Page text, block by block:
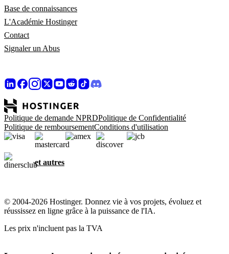
Base de connaissances
L'Académie Hostinger
Contact
Signaler un Abus
Politique de demande NPRDPolitique de Confidentialité
Politique de remboursementConditions d'utilisation
et autres
© 2004-2026 Hostinger. Donnez vie à vos projets, évoluez et
réussissez en ligne grâce à la puissance de l'IA.
Les prix n'incluent pas la TVA